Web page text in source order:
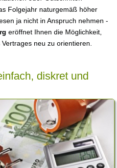
Folgejahr naturgemäß höher
ja nicht in Anspruch nehmen -
eröffnet Ihnen die Möglichkeit,
neu zu orientieren.
diskret und